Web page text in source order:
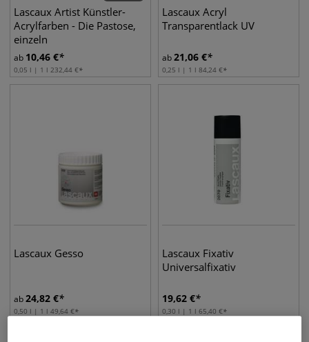
Lascaux Artist Künstler-
Acrylfarben - Die Pastose,
einzeln
ab 10,46 €
0,05 l | 1 l 232,44 €
Lascaux Acryl
Transparentlack UV
ab21,06 €
0,25 l | 1 l 84,24 €
Lascaux Gesso
ab24,82 €
0,50 l | 1 l 49,64 €
Lascaux Fixativ
Universalfixativ
19,62 €
0,30 l | 1 l 65,40 €